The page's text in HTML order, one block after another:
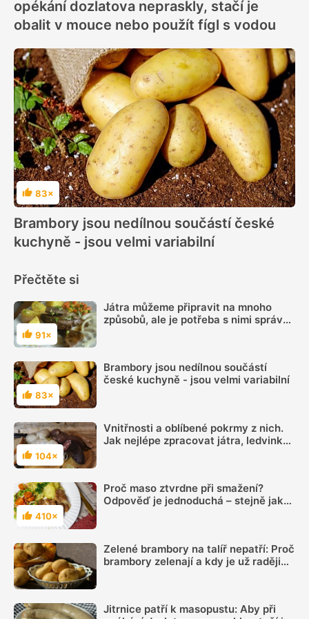
opékání dozlatova nepraskly, stačí je
obalit v mouce nebo použít fígl s vodou
Hodnocení
83×
Brambory jsou nedílnou součástí české
kuchyně - jsou velmi variabilní
Přečtěte si
Hodnocení
91×
Játra můžeme připravit na mnoho
způsobů, ale je potřeba s nimi správně
Hodnocení
83×
Brambory jsou nedílnou součástí
české kuchyně - jsou velmi variabilní
Hodnocení
104×
Vnitřnosti a oblíbené pokrmy z nich.
Jak nejlépe zpracovat játra, ledvinky
Hodnocení
410×
Proč maso ztvrdne při smažení?
Odpověď je jednoduchá – stejně jako
Zelené brambory na talíř nepatří: Proč
brambory zelenají a kdy je už raději
Jitrnice patří k masopustu: Aby při